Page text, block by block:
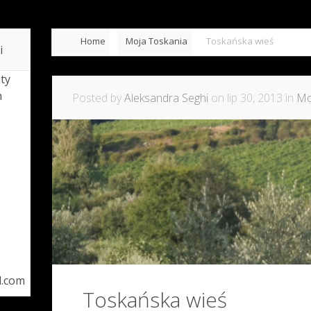
Home Moja Toskania Toskańska wieś
Posted byAleksandra Seghi on lip 30, 2013 in
Toskańska wieś